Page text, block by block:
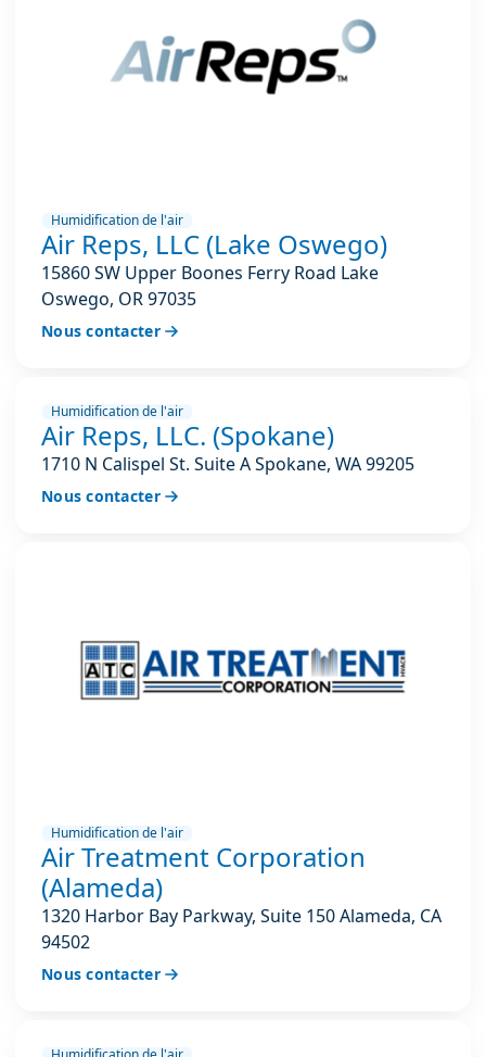
Humidification de l'air
Air Reps, LLC (Lake Oswego)
15860 SW Upper Boones Ferry Road Lake
Oswego, OR 97035
Nous contacter
Humidification de l'air
Air Reps, LLC. (Spokane)
1710 N Calispel St. Suite A Spokane, WA 99205
Nous contacter
Humidification de l'air
Air Treatment Corporation
(Alameda)
1320 Harbor Bay Parkway, Suite 150 Alameda, CA
94502
Nous contacter